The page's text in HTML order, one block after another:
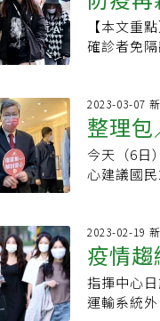
握解
【本文重
確診者免
輕症確診
配戴口罩
網」為讀
或只有輕
有症狀時
間可以到
公布之醫
醫或撥打
者、孕產
2023-03-07
整理
個縣
今天（6日
心建議國
出，疫苗
降低染疫
灣後，台
肺炎疫苗
漸消退，
2023-02-19
疫情
這件事
指揮中心
運輸系統